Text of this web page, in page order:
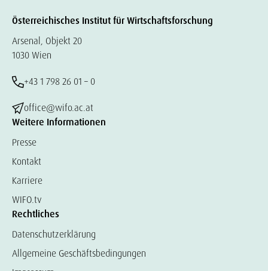
Österreichisches Institut für Wirtschaftsforschung
Arsenal, Objekt 20
1030 Wien
+43 1 798 26 01 – 0
office@wifo.ac.at
Weitere Informationen
Presse
Kontakt
Karriere
WIFO.tv
Rechtliches
Datenschutzerklärung
Allgemeine Geschäftsbedingungen